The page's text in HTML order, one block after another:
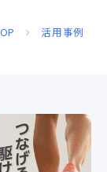
活用事例